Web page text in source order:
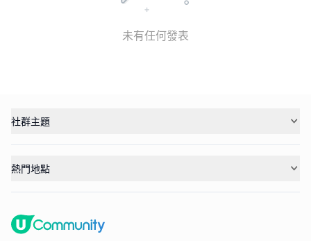
未有任何發表
社群主題
熱門地點